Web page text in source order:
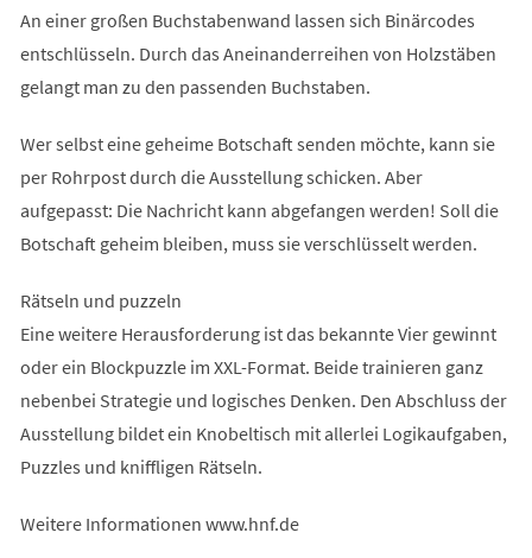
An einer großen Buchstabenwand lassen sich Binärcodes
entschlüsseln. Durch das Aneinanderreihen von Holzstäben
gelangt man zu den passenden Buchstaben.
Wer selbst eine geheime Botschaft senden möchte, kann sie
per Rohrpost durch die Ausstellung schicken. Aber
aufgepasst: Die Nachricht kann abgefangen werden! Soll die
Botschaft geheim bleiben, muss sie verschlüsselt werden.
Rätseln und puzzeln
Eine weitere Herausforderung ist das bekannte Vier gewinnt
oder ein Blockpuzzle im XXL-Format. Beide trainieren ganz
nebenbei Strategie und logisches Denken. Den Abschluss der
Ausstellung bildet ein Knobeltisch mit allerlei Logikaufgaben,
Puzzles und kniffligen Rätseln.
Weitere Informationen www.hnf.de